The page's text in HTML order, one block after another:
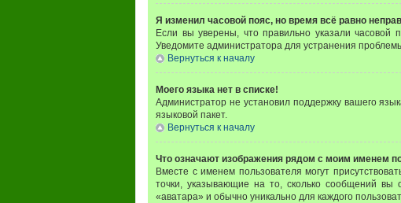
Я изменил часовой пояс, но время всё равно
Если вы уверены, что правильно указали часовой
Уведомите администратора для устранения
Вернуться к началу
Моего языка нет в списке!
Администратор не установил поддержку вашего
языковой пакет.
Вернуться к началу
Что означают изображения рядом с моим именем
Вместе с именем пользователя могут
точки, указывающие на то, сколько сообщений вы
«аватара» и обычно уникально для каждого